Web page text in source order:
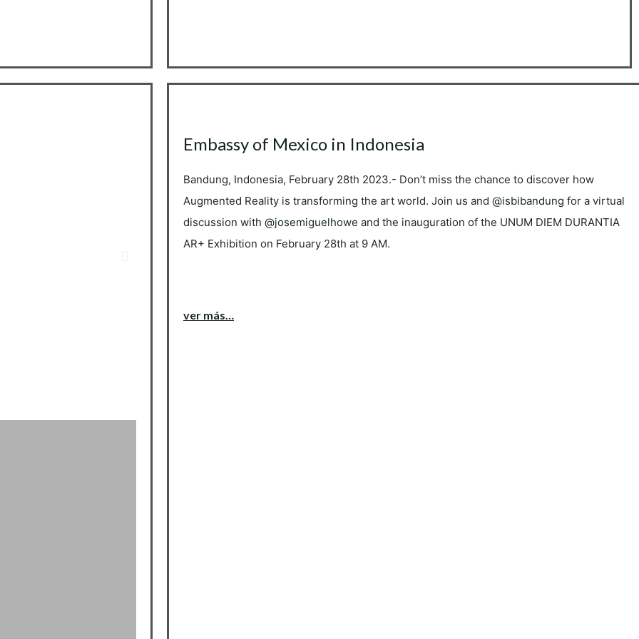
Embassy of Mexico in Indonesia
Bandung, Indonesia, February 28th 2023.- Don’t miss the chance to discover how
Augmented Reality is transforming the art world. Join us and @isbibandung for a virtual
discussion with @josemiguelhowe and the inauguration of the UNUM DIEM DURANTIA
AR+ Exhibition on February 28th at 9 AM.
ver más…